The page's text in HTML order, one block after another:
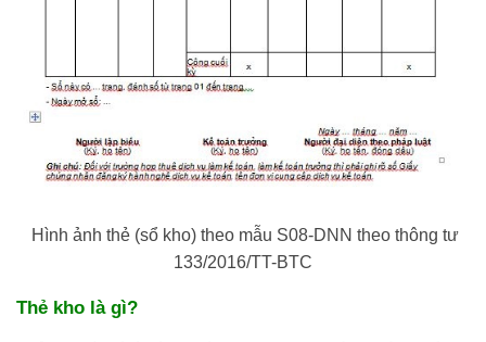
Hình ảnh thẻ (sổ kho) theo mẫu S08-DNN theo thông tư
133/2016/TT-BTC
Thẻ kho là gì?